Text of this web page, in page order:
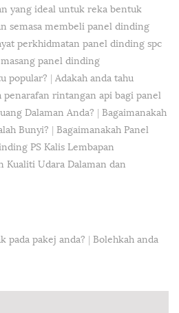
yang ideal untuk reka bentuk
semasa membeli panel dinding
perkhidmatan panel dinding spc
panel dinding
popular? | Adakah anda tahu
penarafan rintangan api bagi panel
Dalaman Anda? | Bagaimanakah
Bunyi? | Bagaimanakah Panel
PS Kalis Lembapan
Kualiti Udara Dalaman dan
pada pakej anda? | Bolehkah anda